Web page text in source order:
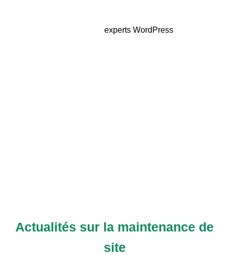
experts WordPress
Actualités sur la maintenance de
site